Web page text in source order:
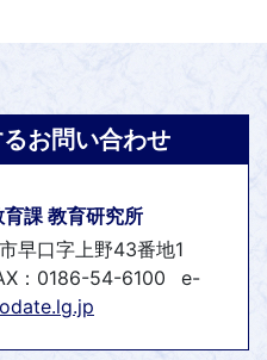
お問い合わせ
課 教育研究所
早口字上野43番地1
：0186-54-6100
e-